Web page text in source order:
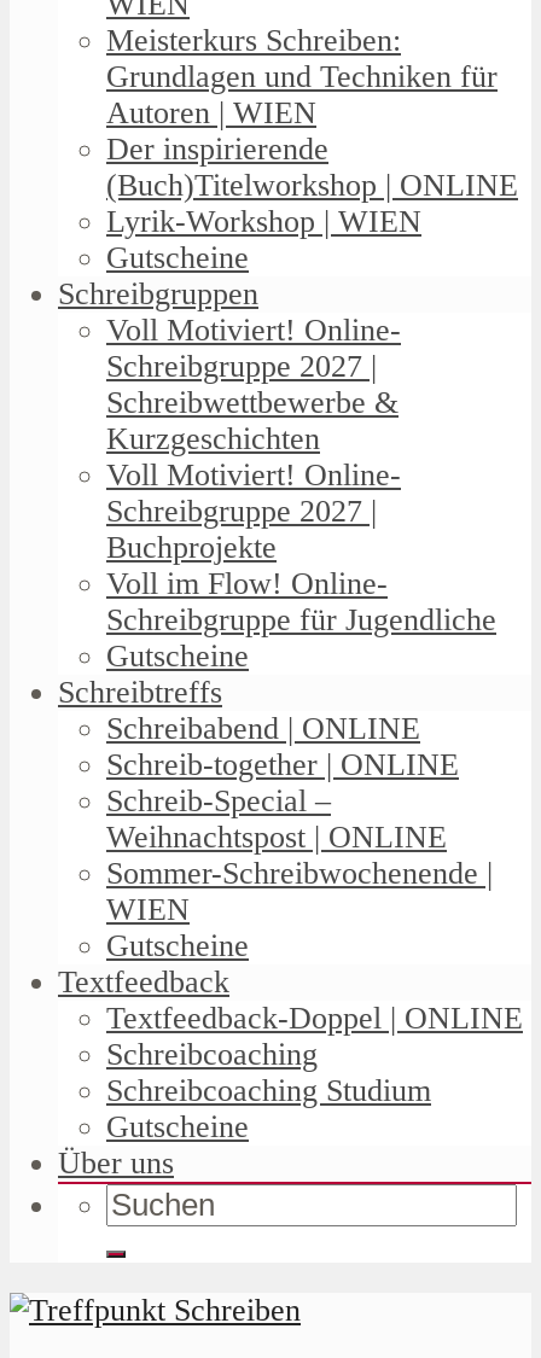
Meisterkurs Schreiben:
Grundlagen und Techniken für
Autoren | WIEN
Der inspirierende
(Buch)Titelworkshop | ONLINE
Lyrik-Workshop | WIEN
Gutscheine
Schreibgruppen
Voll Motiviert! Online-
Schreibgruppe 2027 |
Schreibwettbewerbe &
Kurzgeschichten
Voll Motiviert! Online-
Schreibgruppe 2027 |
Buchprojekte
Voll im Flow! Online-
Schreibgruppe für Jugendliche
Gutscheine
Schreibtreffs
Schreibabend | ONLINE
Schreib-together | ONLINE
Schreib-Special –
Weihnachtspost | ONLINE
Sommer-Schreibwochenende |
WIEN
Gutscheine
Textfeedback
Textfeedback-Doppel | ONLINE
Schreibcoaching
Schreibcoaching Studium
Gutscheine
Über uns